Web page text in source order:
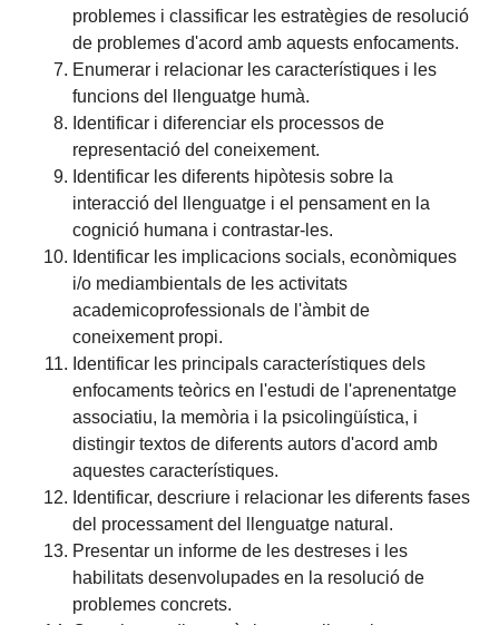
problemes i classificar les estratègies de resolució
de problemes d'acord amb aquests enfocaments.
Enumerar i relacionar les característiques i les
funcions del llenguatge humà.
Identificar i diferenciar els processos de
representació del coneixement.
Identificar les diferents hipòtesis sobre la
interacció del llenguatge i el pensament en la
cognició humana i contrastar-les.
Identificar les implicacions socials, econòmiques
i/o mediambientals de les activitats
academicoprofessionals de l'àmbit de
coneixement propi.
Identificar les principals característiques dels
enfocaments teòrics en l'estudi de l'aprenentatge
associatiu, la memòria i la psicolingüística, i
distingir textos de diferents autors d'acord amb
aquestes característiques.
Identificar, descriure i relacionar les diferents fases
del processament del llenguatge natural.
Presentar un informe de les destreses i les
habilitats desenvolupades en la resolució de
problemes concrets.